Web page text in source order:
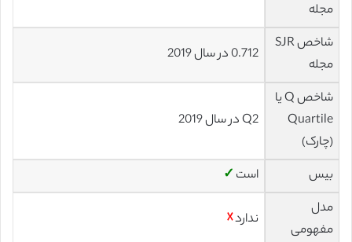
مجله
شاخص SJR
مجله
0.712 در سال 2019
شاخص Q یا
Quartile
(چارک)
Q2 در سال 2019
بیس است ✓
مدل
مفهومی
ندارد☓